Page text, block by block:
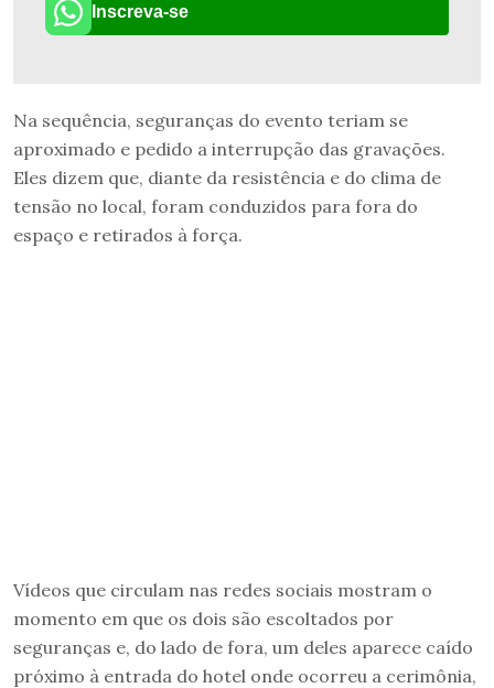
Inscreva-se
Na sequência, seguranças do evento teriam se
aproximado e pedido a interrupção das gravações.
Eles dizem que, diante da resistência e do clima de
tensão no local, foram conduzidos para fora do
espaço e retirados à força.
Vídeos que circulam nas redes sociais mostram o
momento em que os dois são escoltados por
seguranças e, do lado de fora, um deles aparece caído
próximo à entrada do hotel onde ocorreu a cerimônia,